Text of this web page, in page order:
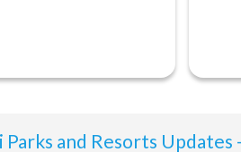
Parks and Resorts